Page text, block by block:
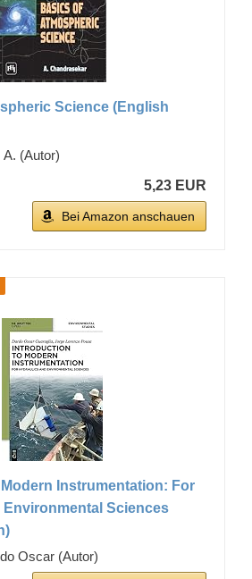
Science (English
A. (Autor)
5,23 EUR
Bei Amazon anschauen
Instrumentation: For
Environmental Sciences
Oscar (Autor)